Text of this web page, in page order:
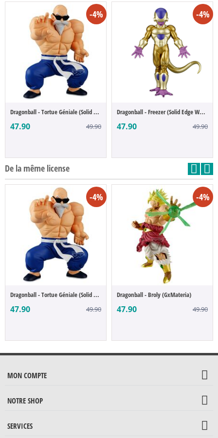
-4%
Dragonball - Tortue Géniale (Solid Edge W...
47.90 49.90
-4%
Dragonball - Freezer (Solid Edge Works)
47.90 49.90
De la même license
-4%
Dragonball - Tortue Géniale (Solid Edge W...
47.90 49.90
-4%
Dragonball - Broly (GxMateria)
47.90 49.90
MON COMPTE
NOTRE SHOP
SERVICES